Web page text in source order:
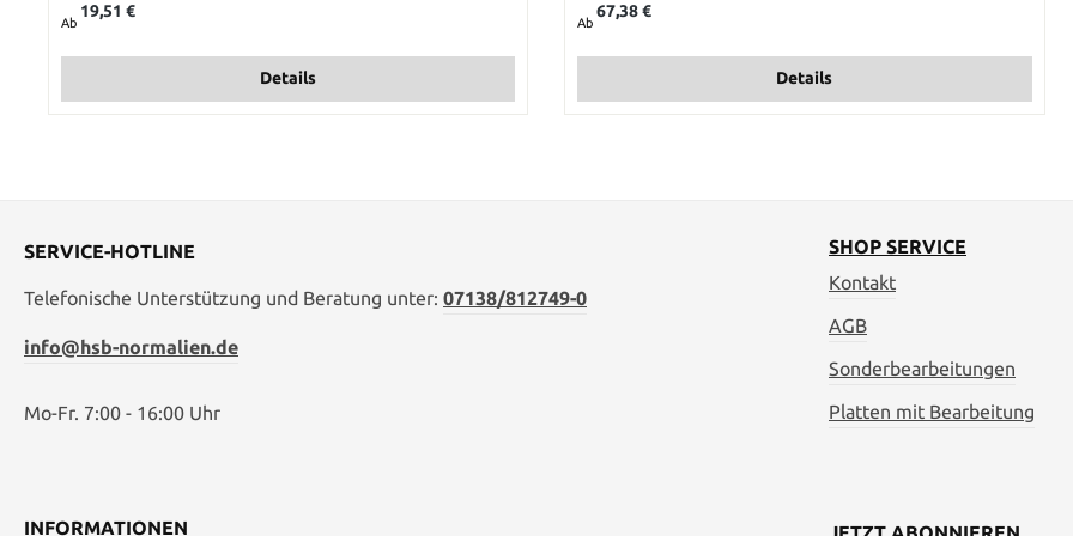
Ab
19,51 €
Details
Ab
67,38 €
Details
SERVICE-HOTLINE
Telefonische Unterstützung und Beratung unter: 07138/812749-0
info@hsb-normalien.de
Mo-Fr. 7:00 - 16:00 Uhr
SHOP SERVICE
Kontakt
AGB
Sonderbearbeitungen
Platten mit Bearbeitung
INFORMATIONEN